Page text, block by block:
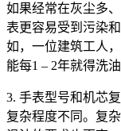
如果经常在灰尘多
表更容易受到污染
如，一位建筑工人
能每1 – 2年就得洗
3. 手表型号和机芯
复杂程度不同。复